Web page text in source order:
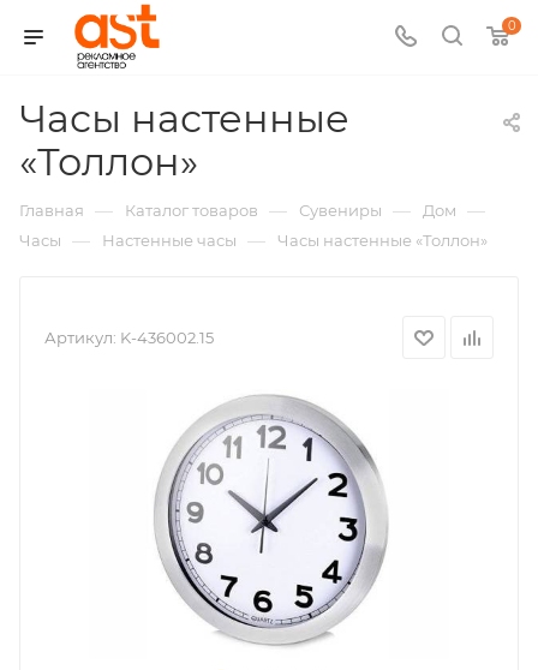
0
Часы настенные
«Толлон»
арт.:
K-
Главная — Каталог товаров — Сувениры — Дом —
Часы — Настенные часы — Часы настенные «Толлон»
Артикул: K-436002.15